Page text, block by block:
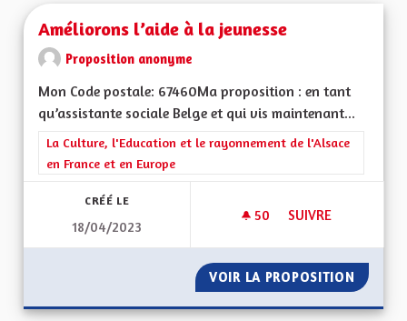
Améliorons l’aide à la jeunesse
Proposition anonyme
Mon Code postale: 67460Ma proposition : en tant
qu’assistante sociale Belge et qui vis maintenant...
Filtrer les résultats de la catégorie : La Culture, l'Education et
La Culture, l'Education et le rayonnement de l'Alsace
en France et en Europe
CRÉÉ LE
18/04/2023
50 50 ABONNÉS
SUIVRE
VOIR LA PROPOSITION